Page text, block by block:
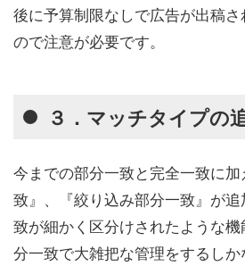
後に予算制限なしで広告が出稿
ので注意が必要です。
３．マッチタイプの
今までの部分一致と完全一致に
致』、『絞り込み部分一致』が
致が細かく区分けされたような
分一致で大雑把な管理をするし